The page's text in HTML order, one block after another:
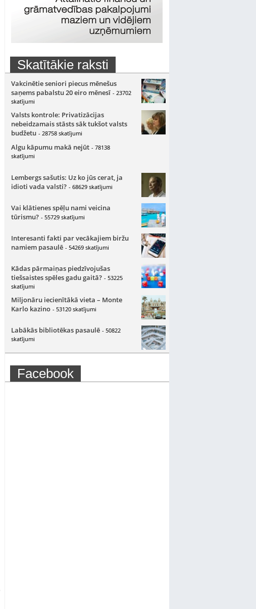
Skatītākie raksti
Vakcinētie seniori piecus mēnešus
saņems pabalstu 20 eiro mēnesī - 23702
skatījumi
Valsts kontrole: Privatizācijas
nebeidzamais stāsts sāk tukšot valsts
budžetu - 28758 skatījumi
Algu kāpumu makā nejūt - 78138
skatījumi
Lembergs sašutis: Uz ko jūs cerat, ja
idioti vada valsti? - 68629 skatījumi
Vai klātienes spēļu nami veicina
tūrismu? - 55729 skatījumi
Interesanti fakti par vecākajiem biržu
namiem pasaulē - 54269 skatījumi
Kādas pārmaiņas piedzīvojušas
tiešsaistes spēles gadu gaitā? - 53225
skatījumi
Miljonāru iecienītākā vieta – Monte
Karlo kazino - 53120 skatījumi
Labākās bibliotēkas pasaulē - 50822
skatījumi
Facebook